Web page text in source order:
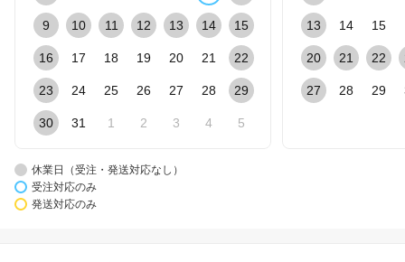
9 10 11 12 13 14 15
16 17 18 19 20 21 22
23 24 25 26 27 28 29
30 31 1 2 3 4 5
13 14 15
20 21 22
27 28 29
休業日（受注・発送対応なし）
受注対応のみ
発送対応のみ